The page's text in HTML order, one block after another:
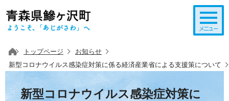
トップページ
お知らせ
新型コロナウイルス感染症対策に係る経済産業省による支援策について
新型コロナウイルス感染症対策に